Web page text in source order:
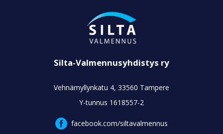
Silta-Valmennusyhdistys ry
Vehnämyllynkatu 4, 33560 Tampere
Y-tunnus 1618557-2
facebook.com/siltavalmennus